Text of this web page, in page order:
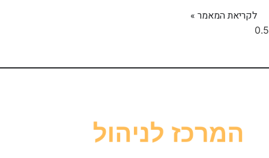
לקריאת המאמר »